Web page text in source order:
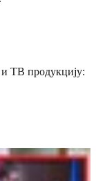
ТВ продукцију: